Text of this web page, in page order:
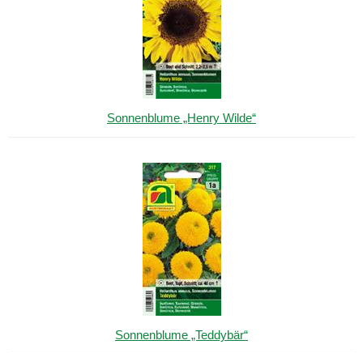
Sonnenblume „Henry Wilde“
Sonnenblume „Teddybär“